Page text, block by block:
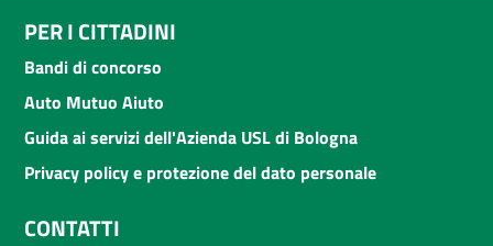
PER I CITTADINI
Bandi di concorso
Auto Mutuo Aiuto
Guida ai servizi dell'Azienda USL di Bologna
Privacy policy e protezione del dato personale
CONTATTI